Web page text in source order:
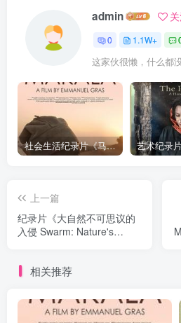
admin
0 1.1W+
这家伙很懒，什么都
社会生活纪录片《马加拉 Makala》下载
上一篇
纪录片《大自然不可思议的
入侵 Swarm: Nature's
相关推荐